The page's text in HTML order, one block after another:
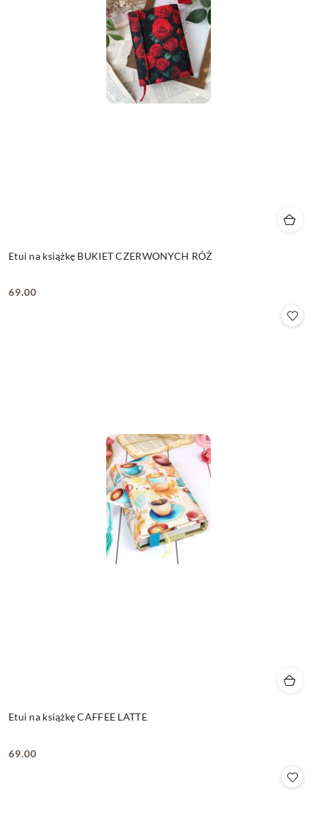
Etui na książkę BUKIET CZERWONYCH RÓŻ
Cena:
69.00
Etui na książkę CAFFEE LATTE
Cena:
69.00